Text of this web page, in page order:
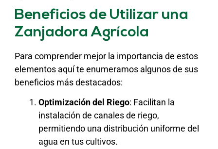
Beneficios de Utilizar una
Zanjadora Agrícola
Para comprender mejor la importancia de estos
elementos aquí te enumeramos algunos de sus
beneficios más destacados:
Optimización del Riego: Facilitan la
instalación de canales de riego,
permitiendo una distribución uniforme del
agua en tus cultivos.